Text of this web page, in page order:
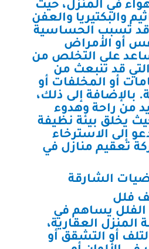
في المنزل، حيث
والبكتيريا والعفن
قد تسبب الحساسية
أو الأمراض
على التخلص من
التي قد تنبعث من
أو المخلفات أو
بالإضافة إلى ذلك،
من راحة وهدوء
يخلق بيئة نظيفة
إلى الاسترخاء
تعقيم منازل في
الشارقة
فلل
الفلل يساهم في
المنزل العقارية،
أو التشقق أو